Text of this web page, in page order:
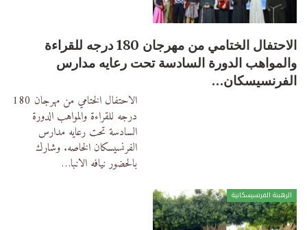
الاحتفال الختامي من مهرجان 180 درجه للقراءة
والمواهب الدورة السادسة تحت رعايه مدارس
الفرنسيسكان…
الاحتفال الختامي من مهرجان 180
درجه للقراءة والمواهب الدورة
السادسة تحت رعايه مدارس
الفرنسيسكان الخاصه. وشارك
بالحضور نيافه الانبا…
الرهبنة الفرنسيسكانية